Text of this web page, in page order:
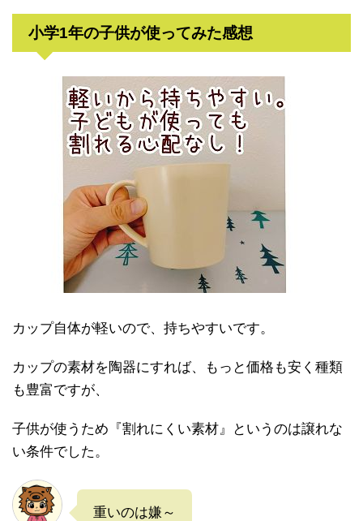
小学1年の子供が使ってみた感想
カップ自体が軽いので、持ちやすいです。
カップの素材を陶器にすれば、もっと価格も安く種類
も豊富ですが、
子供が使うため『割れにくい素材』というのは譲れな
い条件でした。
重いのは嫌～